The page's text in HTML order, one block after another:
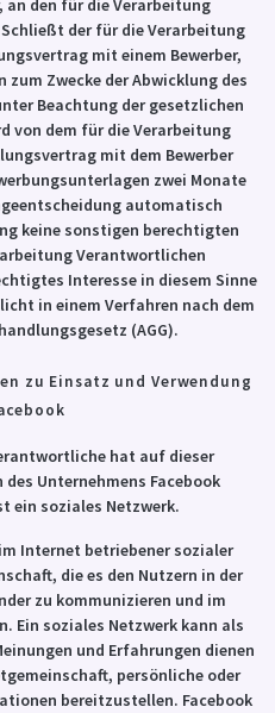
den für die Verarbeitung
der für die Verarbeitung
mit einem Bewerber,
Zwecke der Abwicklung des
Beachtung der gesetzlichen
von dem für die Verarbeitung
mit dem Bewerber
zwei Monate
automatisch
keine sonstigen berechtigten
Verantwortlichen
Interesse in diesem Sinne
in einem Verfahren nach dem
(AGG).
zu Einsatz und Verwendung
hat auf dieser
Unternehmens Facebook
ein soziales Netzwerk.
Internet betriebener sozialer
die es den Nutzern in der
zu kommunizieren und im
Ein soziales Netzwerk kann als
und Erfahrungen dienen
persönliche oder
bereitzustellen. Facebook